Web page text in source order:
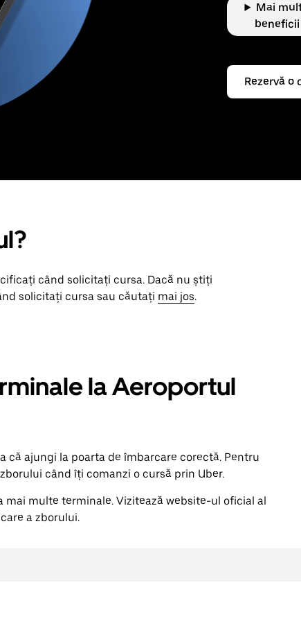
Mai
beneficii
Rezervă o
când solicitați cursa. Dacă nu știți
solicitați cursa sau căutați mai jos.
la Aeroportul
ajungi la poarta de îmbarcare corectă. Pentru
când îți comanzi o cursă prin Uber.
mai multe terminale. Vizitează website-ul oficial al
a zborului.